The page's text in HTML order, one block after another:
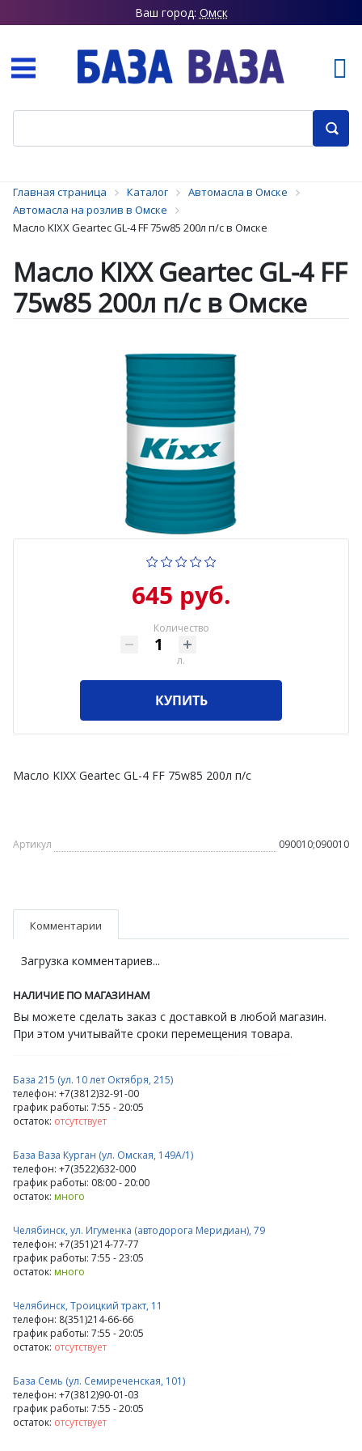
Ваш город: Омск
Главная страница Каталог
Автомасла в Омске
Автомасла на розлив в Омске
Масло KIXX Geartec GL-4 FF 75w85 200л п/с в Омске
Масло KIXX Geartec GL-4 FF
75w85 200л п/с в Омске
645 руб.
Количество
л.
КУПИТЬ
Масло KIXX Geartec GL-4 FF 75w85 200л п/с
Артикул 090010;090010
Комментарии
Загрузка комментариев...
НАЛИЧИЕ ПО МАГАЗИНАМ
Вы можете сделать заказ с доставкой в любой магазин.
При этом учитывайте сроки перемещения товара.
База 215 (ул. 10 лет Октября, 215)
телефон: +7(3812)32-91-00
график работы: 7:55 - 20:05
остаток: отсутствует
База Ваза Курган (ул. Омская, 149А/1)
телефон: +7(3522)632-000
график работы: 08:00 - 20:00
остаток: много
Челябинск, ул. Игуменка (автодорога Меридиан), 79
телефон: +7(351)214-77-77
график работы: 7:55 - 23:05
остаток: много
Челябинск, Троицкий тракт, 11
телефон: 8(351)214-66-66
график работы: 7:55 - 20:05
остаток: отсутствует
База Семь (ул. Семиреченская, 101)
телефон: +7(3812)90-01-03
график работы: 7:55 - 20:05
остаток: отсутствует